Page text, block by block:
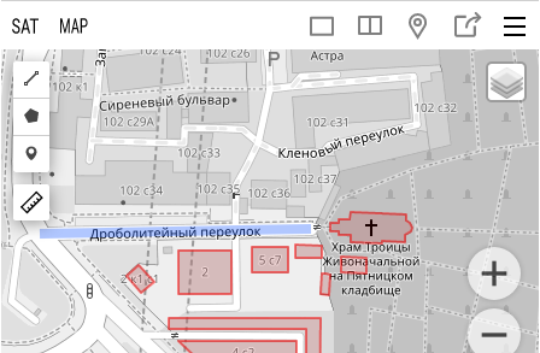
Draw
a
polyline
Draw
a
polygon
Draw
a
marker